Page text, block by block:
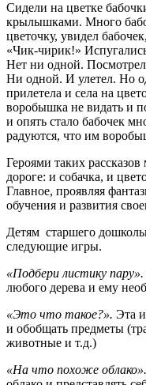
Сидели на цветке
крылышками. Много
цветочку, увидел
«Чик-чирик!»
Нет ни одной.
Ни одной. И улетел. Но
прилетела и села на
воробышка не видать и
и опять стало бабочек
радуются, что им
Героями таких рассказов
дороге: и со­бачка, и
Главное, проявляя
обучения и развития
Детям старшего
следующие игры.
«Подбери листику пару».
любого дерева и ему
«Это что такое?». Эта
и обобщать предметы
животные и т.д.)
«На что похоже облако».